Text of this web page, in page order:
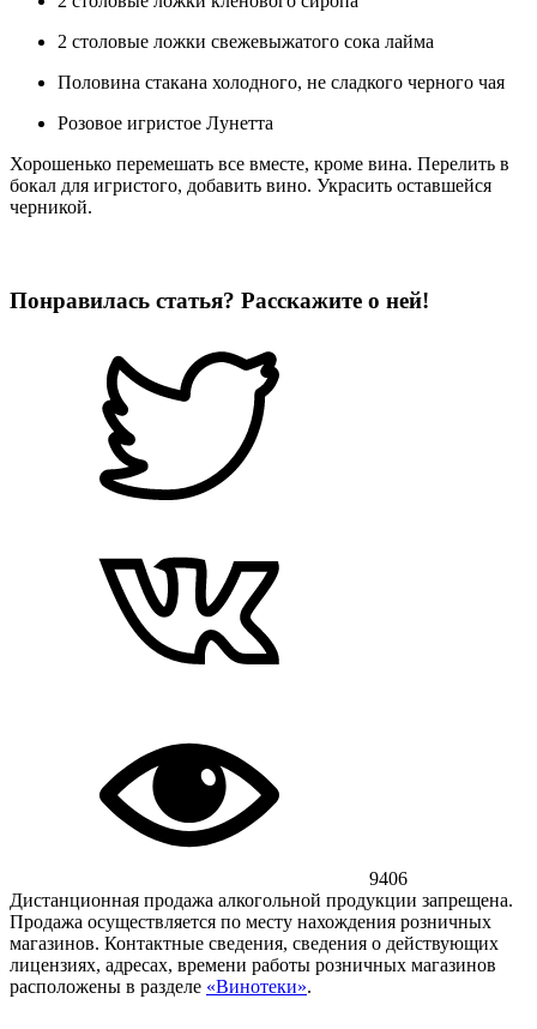
2 столовые ложки свежевыжатого сока лайма
Половина стакана холодного, не сладкого черного чая
Розовое игристое Лунетта
Хорошенько перемешать все вместе, кроме вина. Перелить в
бокал для игристого, добавить вино. Украсить оставшейся
черникой.
Понравилась статья? Расскажите о ней!
9406
Дистанционная продажа алкогольной продукции запрещена.
Продажа осуществляется по месту нахождения розничных
магазинов. Контактные сведения, сведения о действующих
лицензиях, адресах, времени работы розничных магазинов
расположены в разделе «Винотеки».